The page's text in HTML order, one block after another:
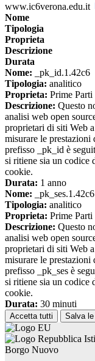
www.ic6verona.edu.it
Nome
Tipologia
Proprieta
Descrizione
Durata
Nome: _pk_id.1.42c6
Tipologia: analitico
Proprieta: Prime Parti
Descrizione: Questo
analisi web open
proprietari di siti Web
misurare le
prefisso _pk_id è
si ritiene sia un codice
cookie.
Durata: 1 anno
Nome: _pk_ses.1.42c6
Tipologia: analitico
Proprieta: Prime Parti
Descrizione: Questo
analisi web open
proprietari di siti Web
misurare le
prefisso _pk_ses è
si ritiene sia un codice
cookie.
Durata: 30 minuti
Accetta tutti Salva
Borgo Nuovo